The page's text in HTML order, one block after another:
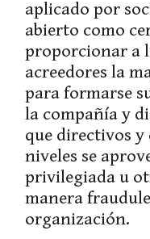
aplicado por
abierto como
proporcionar a
acreedores la
para formarse
la compañía y
que directivos y
niveles se
privilegiada u
manera
organización.